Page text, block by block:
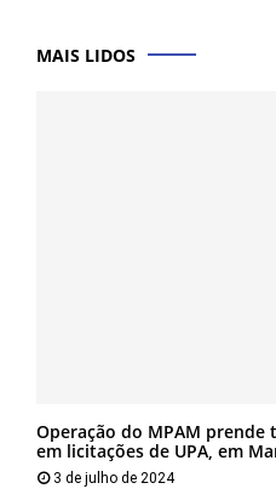
MAIS LIDOS
Operação do MPAM
em licitações de UPA, em
3 de julho de 2024